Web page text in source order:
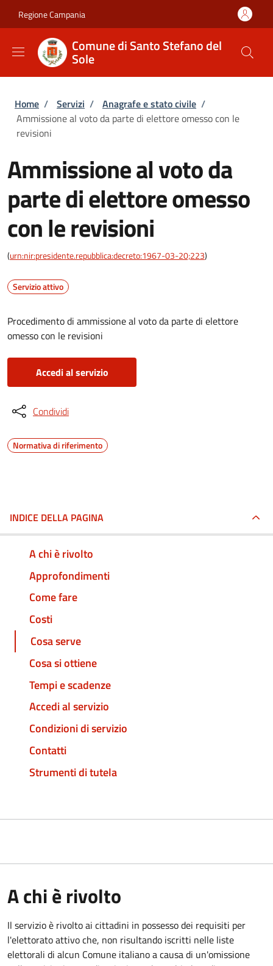
Regione Campania
Comune di Santo Stefano del
Sole
Briciole di pane
Home / Servizi / Anagrafe e stato civile /
Ammissione al voto da parte di elettore omesso con le
revisioni
Ammissione al voto da
parte di elettore omesso
con le revisioni
(urn:nir:presidente.repubblica:decreto:1967-03-20;223)
Servizio attivo
Procedimento di ammissione al voto da parte di elettore
omesso con le revisioni
Accedi al servizio
Condividi
Normativa di riferimento
INDICE DELLA PAGINA
A chi è rivolto
Approfondimenti
Come fare
Costi
Cosa serve
Cosa si ottiene
Tempi e scadenze
Accedi al servizio
Condizioni di servizio
Contatti
Strumenti di tutela
A chi è rivolto
Il servizio è rivolto ai cittadini in possesso dei requisiti per
l'elettorato attivo che, non risultando iscritti nelle liste
elettorali di alcun Comune italiano a causa di un'omissione